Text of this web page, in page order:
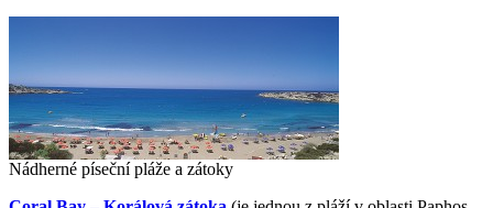
Nádherné píseční pláže a zátoky